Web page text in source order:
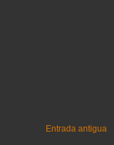
Entrada antigua